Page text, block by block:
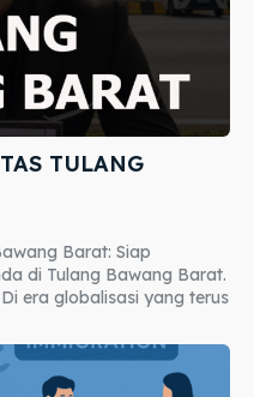
TULANG
Barat: Siap
di Tulang Bawang Barat.
era globalisasi yang terus